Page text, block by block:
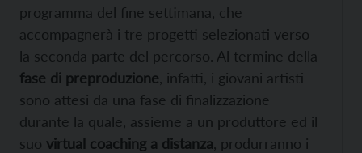
programma del fine settimana, che
accompagnerà i tre progetti selezionati verso
la seconda parte del percorso. Al termine della
fase di preproduzione , infatti, i giovani artisti
sono attesi da una fase di finalizzazione
durante la quale, assieme a un produttore ed il
suo virtual coaching a distanza , produrranno i